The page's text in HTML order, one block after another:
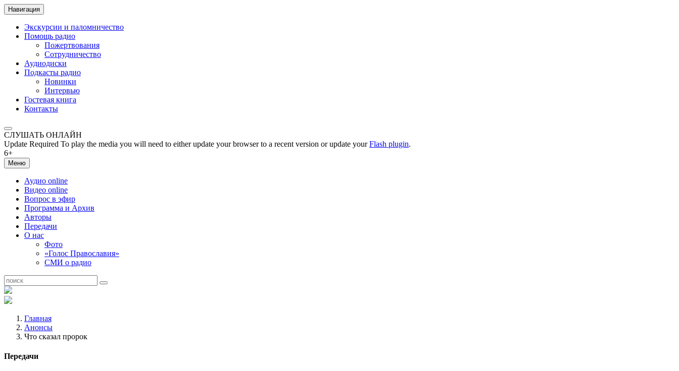
Навигация
Экскурсии и паломничество
Помощь радио
Пожертвования
Сотрудничество
Аудиодиски
Подкасты радио
Новинки
Интервью
Гостевая книга
Контакты
СЛУШАТЬ ОНЛАЙН
Update Required To play the media you will need to either update your browser to a recent version or update yourFlash plugin.
6+
Меню
Аудио online
Видео online
Вопрос в эфир
Программа и Архив
Авторы
Передачи
О нас
Фото
«Голос Православия»
СМИ о радио
Главная
Анонсы
Что сказал пророк
Передачи